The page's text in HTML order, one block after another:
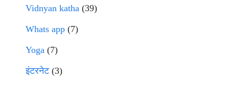
Vidnyan katha (39)
Whats app (7)
Yoga (7)
इंटरनेट(3)